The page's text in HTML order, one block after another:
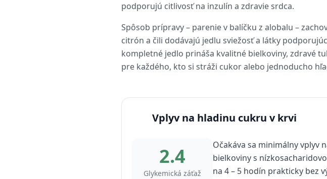
podporujú citlivosť na inzulín a zdravie srdca.
Spôsob prípravy – parenie v balíčku z alobalu –
citrón a čili dodávajú jedlu sviežosť a látky
kompletné jedlo prináša kvalitné bielkoviny, zdravé
pre každého, kto si stráži cukor alebo jednoducho
Vplyv na hladinu cukru v krvi
2.4
Glykemická záťaž
Očakáva sa minimálny vplyv
bielkoviny s
na 4 – 5 hodín prakticky bez